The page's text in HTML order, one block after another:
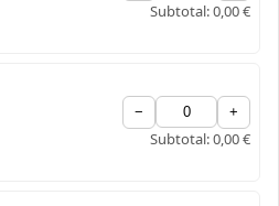
Subtotal:0,00 €
− +
Subtotal:0,00 €